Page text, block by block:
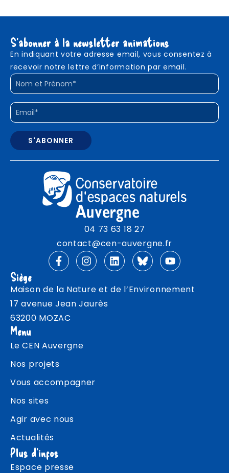
S'abonner à la newsletter animations
En indiquant votre adresse email, vous consentez à
recevoir notre lettre d’information par email.
04 73 63 18 27
contact@cen-auvergne.fr
Siège
Maison de la Nature et de l’Environnement
17 avenue Jean Jaurès
63200 MOZAC
Menu
Le CEN Auvergne
Nos projets
Vous accompagner
Nos sites
Agir avec nous
Actualités
Plus d'infos
Espace presse